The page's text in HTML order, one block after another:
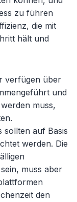
zu führen
die mit
hält und
verfügen über
und
muss,
sollten auf Basis
werden. Die
muss aber
den